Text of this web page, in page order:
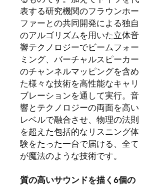
表する研究機関のフラウンホー
ファーとの共同開発による独自
のアルゴリズムを用いた立体音
響テクノロジーでビームフォー
ミング、バーチャルスピーカー
のチャンネルマッピングを含め
た様々な技術を高性能なキャリ
ブレーションを通して実行。音
響とテクノロジーの両面を高い
レベルで融合させ、物理の法則
を超えた包括的なリスニング体
験をたった一台で届ける、全て
が魔法のような技術です。
質の高いサウンドを描く6個の